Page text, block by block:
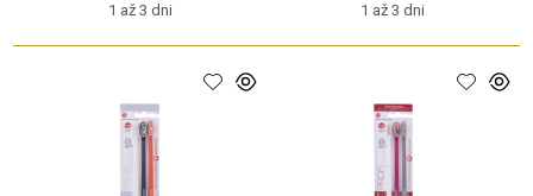
1 až 3 dni 1 až 3 dni